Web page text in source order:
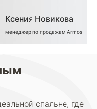
Ксения Новикова
менеджер по продажам Armos
спальне, где